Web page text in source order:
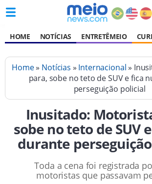
HOME NOTÍCIAS ENTRETÊMEIO
Home» Notícias » Internacional»
para, sobe no teto de SUV e fica
perseguição policial
Inusitado:
sobe no teto de SUV
durante
Toda a cena foi registrada
motoristas que passavam